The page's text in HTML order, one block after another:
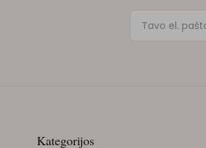
Kategorijos